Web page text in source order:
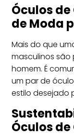
Óculos
de Moda
Mais do que
masculinos
homem. É
um par de
estilo desejado
Óculos